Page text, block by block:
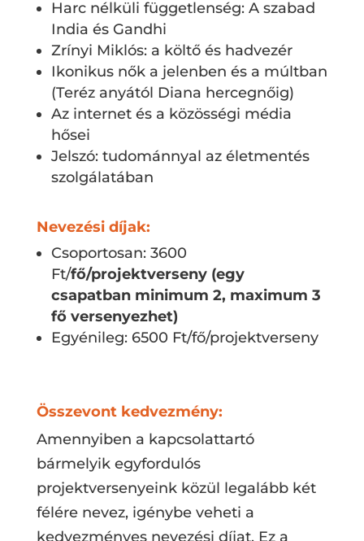
Harc nélküli függetlenség: A szabad
India és Gandhi
Zrínyi Miklós: a költő és hadvezér
Ikonikus nők a jelenben és a múltban
(Teréz anyától Diana hercegnőig)
Az internet és a közösségi média
hősei
Jelszó: tudománnyal az életmentés
szolgálatában
Nevezési díjak:
Csoportosan: 3600
Ft/fő/projektverseny (egy
csapatban minimum 2, maximum 3
fő versenyezhet)
Egyénileg: 6500 Ft/fő/projektverseny
Összevont kedvezmény:
Amennyiben a kapcsolattartó
bármelyik egyfordulós
projektversenyeink közül legalább két
félére nevez, igénybe veheti a
kedvezményes nevezési díjat. Ez a